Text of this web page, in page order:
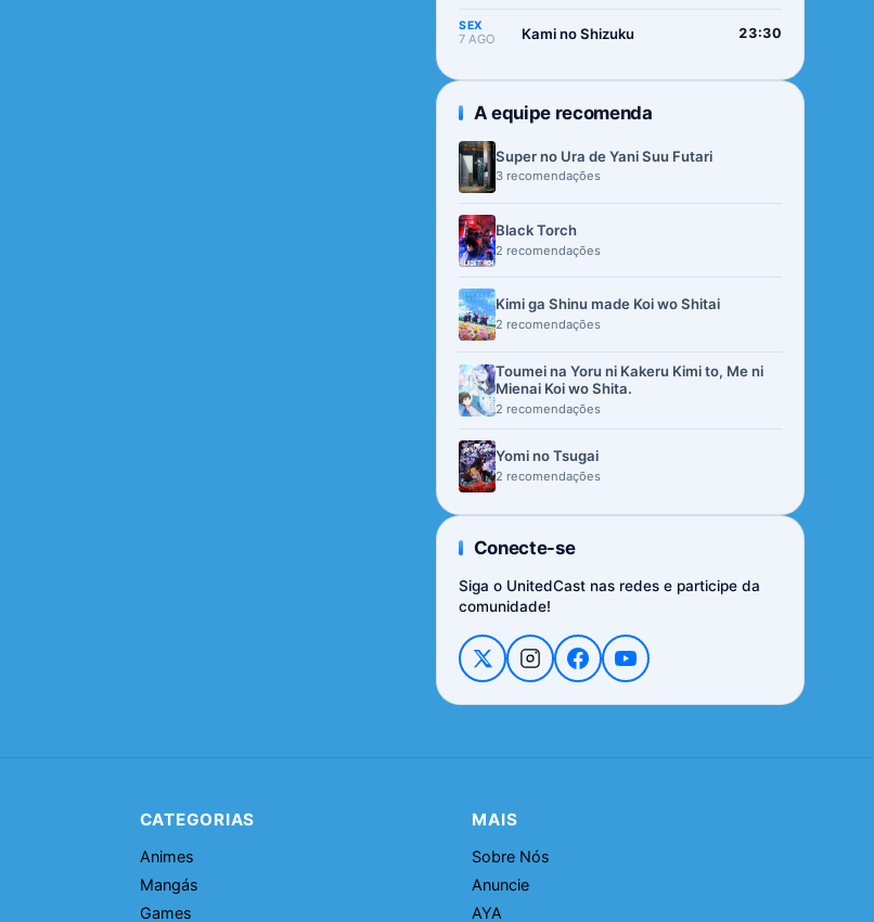
SEX
7 AGO Kami no Shizuku 23:30
A equipe recomenda
Super no Ura de Yani Suu Futari
3 recomendações
Black Torch
2 recomendações
Kimi ga Shinu made Koi wo Shitai
2 recomendações
Toumei na Yoru ni Kakeru Kimi to, Me ni
Mienai Koi wo Shita.
2 recomendações
Yomi no Tsugai
2 recomendações
Conecte-se
Siga o UnitedCast nas redes e participe da
comunidade!
CATEGORIAS
Animes
Mangás
Games
MAIS
Sobre Nós
Anuncie
AYA